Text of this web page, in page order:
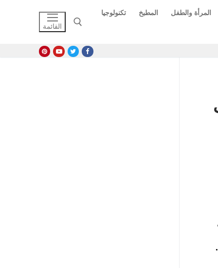
المرأة والطفل المطبخ تكنولوجيا
القائمة